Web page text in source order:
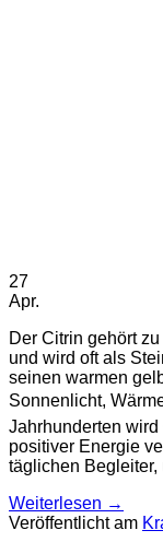
27
Apr.
Der Citrin gehört
und wird oft als
seinen warmen
Sonnenlicht,
Jahrhunderten
positiver Energie
täglichen
Weiterlesen →
Veröffentlicht am